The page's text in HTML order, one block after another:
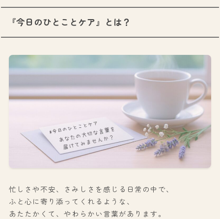
『今日のひとことケア』とは？
忙しさや不安、さみしさを感じる日常の中で、
ふと心に寄り添ってくれるような、
あたたかくて、やわらかい言葉があります。